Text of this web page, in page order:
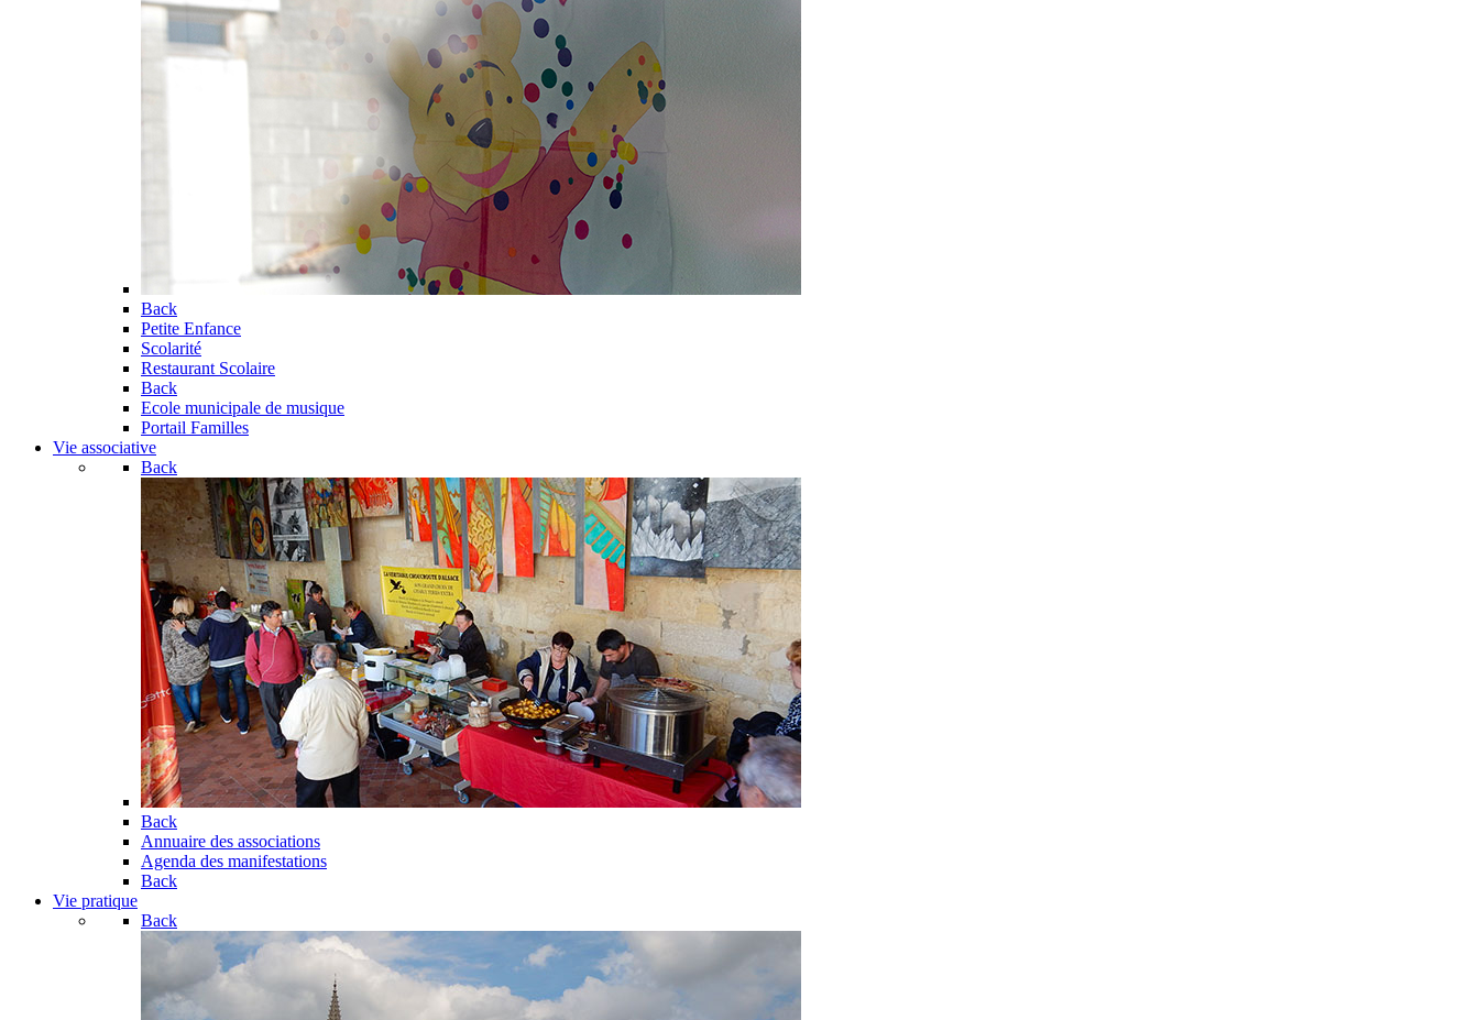
Back
Petite Enfance
Scolarité
Restaurant Scolaire
Back
Ecole municipale de musique
Portail Familles
Vie associative
Back
Back
Annuaire des associations
Agenda des manifestations
Back
Vie pratique
Back